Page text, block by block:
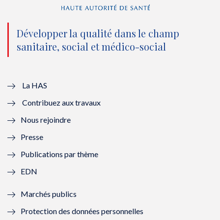
n
o
u
l
l
f
n
ê
(
n
o
e
e
n
n
o
u
ê
(
n
o
Développer la qualité dans le champ
sanitaire, social et médico-social
La HAS
Contribuez aux travaux
Nous rejoindre
Presse
Publications par thème
EDN
Marchés publics
Protection des données personnelles